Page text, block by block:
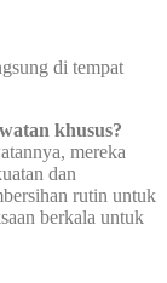
di tempat
khusus?
mereka
dan
rutin untuk
berkala untuk